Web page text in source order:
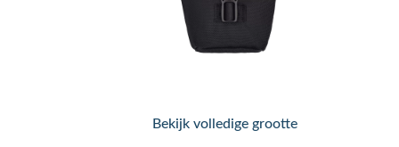
Vacatures
Bekijk volledige grootte